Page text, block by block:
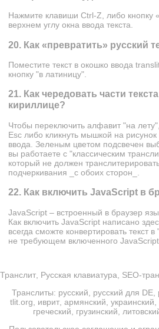
Нажмите клавиши Ctrl-Z, либо кнопку
верхнем углу окна ввода текста.
20. Как «превратить» русский
Поместите текст в окошко ввода
кнопку "в латиницу".
21. Как чередовать части
кириллице?
Чтобы переключить алфавит "на
Esc либо кликнуть мышкой на
ввода. Зеленым цветом подсвечен
вы работаете с "классическим
который не должен
подчеркивания _с обоих сторон_.
22. Как включить JavaScript в
JavaScript – встроенный в браузер
Как включить JavaScript написано
всегда сможте конвертировать текст
не требующем включенного JavaScript.
Транслит Русская клавиатура SEO-
Транслиты: русский русский для DE,
tlit.org
иврит, армянский украинский
греческий
грузинский